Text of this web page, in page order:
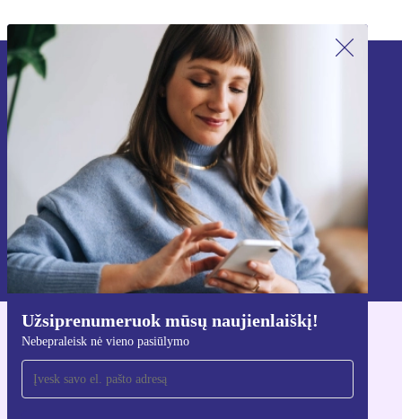
Užsiprenumeruok mūsų naujienlaiškį!
Nebepraleisk nė vieno pasiūlymo
Užsiprenumeruok mūsų naujienlaiškį!
Nebepraleisk nė vieno pasiūlymo.
Registruokitės
Informaciją apie asmens duomenų naudojimą rasi mūsų
Privatumo politikoje
Atsisiųsti refurbed programėlę
Skirta iOS ir Android